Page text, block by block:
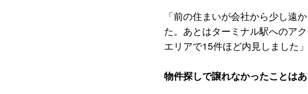
「前の住まいが会社から少し遠
た。あとはターミナル駅へのア
エリアで15件ほど内見しました」
物件探しで譲れなかったことは